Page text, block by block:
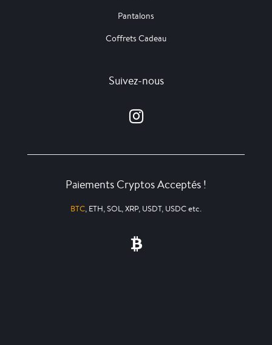
Pantalons
Coffrets Cadeau
Suivez-nous
Paiements Cryptos Acceptés !
BTC, ETH, SOL, XRP, USDT, USDC etc.